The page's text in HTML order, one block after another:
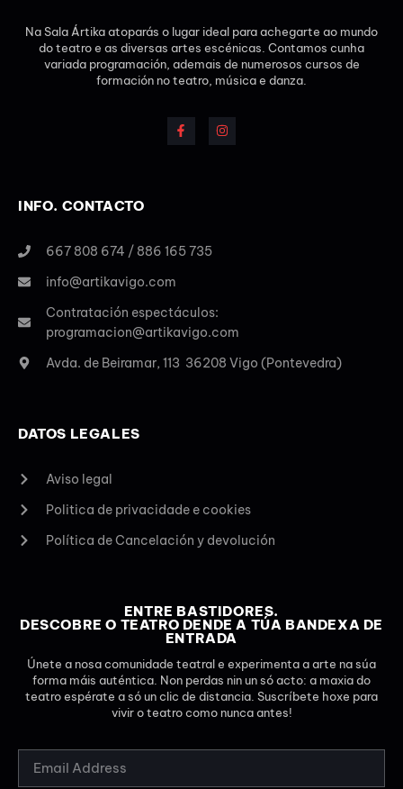
Na Sala Ártika atoparás o lugar ideal para achegarte ao mundo
do teatro e as diversas artes escénicas. Contamos cunha
variada programación, ademais de numerosos cursos de
formación no teatro, música e danza.
INFO. CONTACTO
667 808 674 / 886 165 735
info@artikavigo.com
Contratación espectáculos:
programacion@artikavigo.com
Avda. de Beiramar, 113 36208 Vigo (Pontevedra)
DATOS LEGALES
Aviso legal
Politica de privacidade e cookies
Política de Cancelación y devolución
ENTRE BASTIDORES.
DESCOBRE O TEATRO DENDE A TÚA BANDEXA DE
ENTRADA
Únete a nosa comunidade teatral e experimenta a arte na súa
forma máis auténtica. Non perdas nin un só acto: a maxia do
teatro espérate a só un clic de distancia. Suscríbete hoxe para
vivir o teatro como nunca antes!